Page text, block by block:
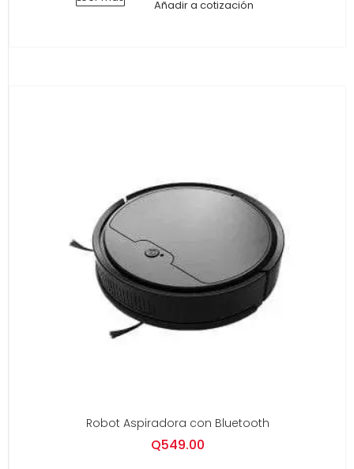
Añadir a cotización
Robot Aspiradora con Bluetooth
Q549.00